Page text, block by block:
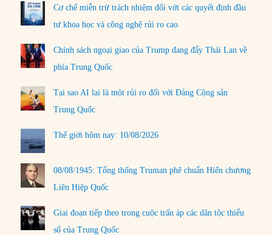
Cơ chế miễn trừ trách nhiệm đối với các quyết định đầu
tư khoa học và công nghệ rủi ro cao
Chính sách ngoại giao của Trump đang đẩy Thái Lan về
phía Trung Quốc
Tại sao AI lại là một rủi ro đối với Đảng Cộng sản
Trung Quốc
Thế giới hôm nay: 10/08/2026
08/08/1945: Tổng thống Truman phê chuẩn Hiến chương
Liên Hiệp Quốc
Giai đoạn tiếp theo trong cuộc trấn áp các dân tộc thiểu
số của Trung Quốc